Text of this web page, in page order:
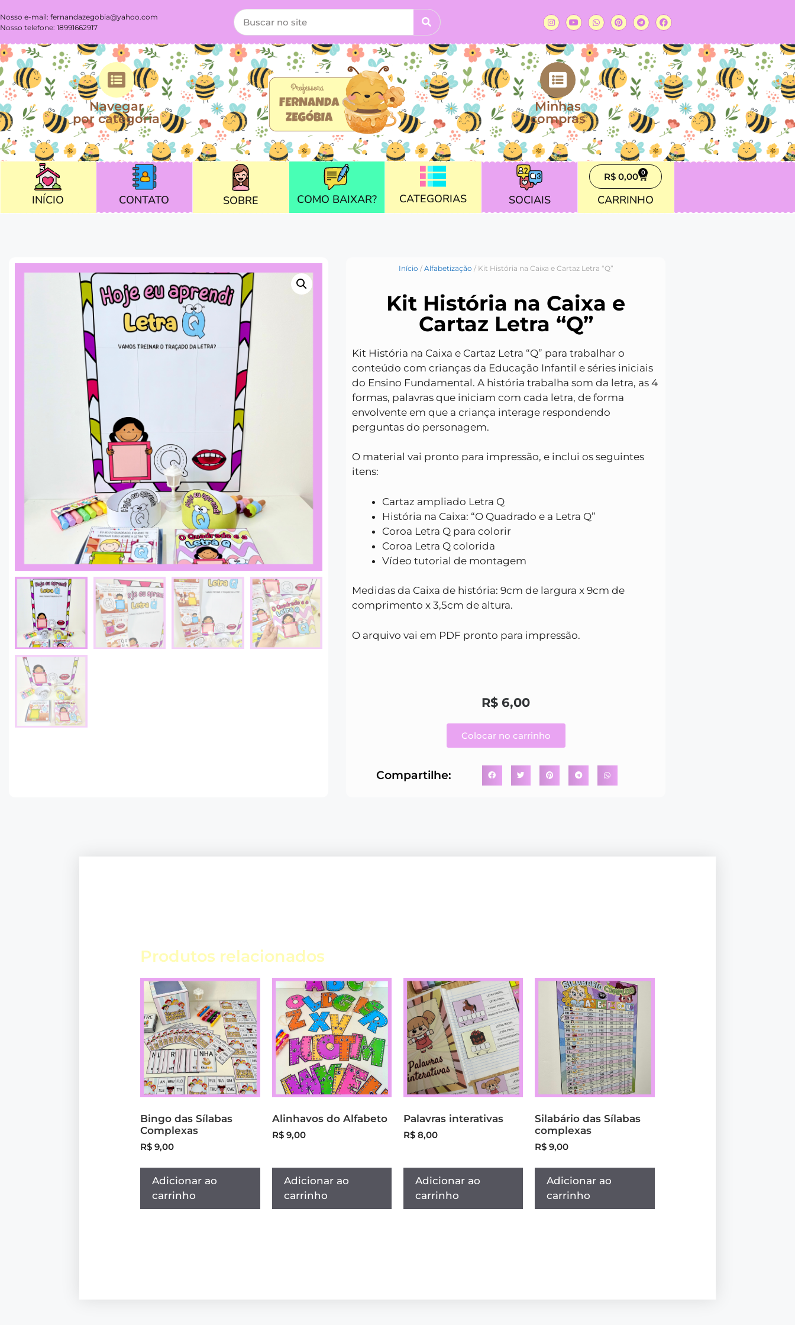
Nosso e-mail: fernandazegobia@yahoo.com
Nosso telefone: 18991662917
Navegar
por categoria
Minhas
compras
INÍCIO CONTATO SOBRE COMO BAIXAR? CATEGORIAS SOCIAIS
R$ 0,00 0
CARRINHO
Início / Alfabetização / Kit História na Caixa e Cartaz Letra “Q”
Kit História na Caixa e
Cartaz Letra “Q”
Kit História na Caixa e Cartaz Letra “Q” para trabalhar o
conteúdo com crianças da Educação Infantil e séries iniciais
do Ensino Fundamental. A história trabalha som da letra, as 4
formas, palavras que iniciam com cada letra, de forma
envolvente em que a criança interage respondendo
perguntas do personagem.
O material vai pronto para impressão, e inclui os seguintes
itens:
Cartaz ampliado Letra Q
História na Caixa: “O Quadrado e a Letra Q”
Coroa Letra Q para colorir
Coroa Letra Q colorida
Vídeo tutorial de montagem
Medidas da Caixa de história: 9cm de largura x 9cm de
comprimento x 3,5cm de altura.
O arquivo vai em PDF pronto para impressão.
R$ 6,00
Colocar no carrinho
Compartilhe:
Produtos relacionados
Bingo das Sílabas
Complexas
R$ 9,00
Adicionar ao
carrinho
Alinhavos do Alfabeto
R$9,00
Adicionar ao
carrinho
Palavras interativas
R$8,00
Adicionar ao
carrinho
Silabário das Sílabas
complexas
R$ 9,00
Adicionar ao
carrinho